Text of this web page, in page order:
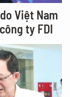
Việt Nam
ty FDI